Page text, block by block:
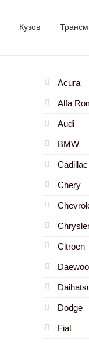
Кузов
Acura
Alfa
Audi
BMW
Cadillac
Chery
Citroen
Daewoo
Dodge
Fiat